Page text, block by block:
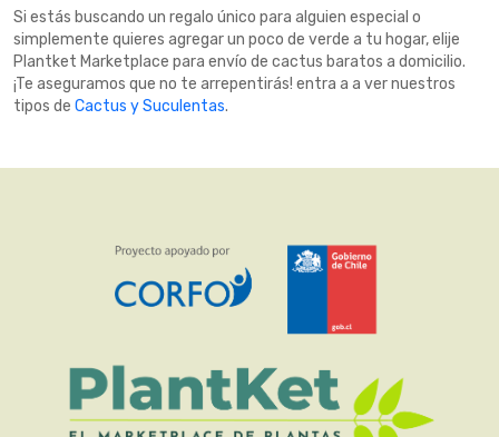
Si estás buscando un regalo único para alguien especial o
simplemente quieres agregar un poco de verde a tu hogar, elije
Plantket Marketplace para envío de cactus baratos a domicilio.
¡Te aseguramos que no te arrepentirás! entra a a ver nuestros
tipos de Cactus y Suculentas.